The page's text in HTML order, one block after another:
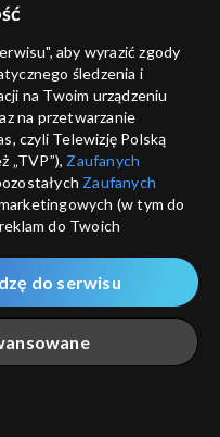
dranie
dla każdego?
dranie
oparach antyfaszyzmu
aby wyrazić zgody
śledzenia i
na Twoim urządzeniu
na przetwarzanie
czyli Telewizję Polską
„TVP”), Zaufanych
Zaufanych
(w tym do
do Twoich
na udostępnianie
odwiedzania przez
zwanych dalej
za pomocą
do serwisu